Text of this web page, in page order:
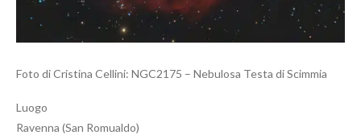
Foto di Cristina Cellini: NGC2175 – Nebulosa Testa di Scimmia
Luogo
Ravenna (San Romualdo)